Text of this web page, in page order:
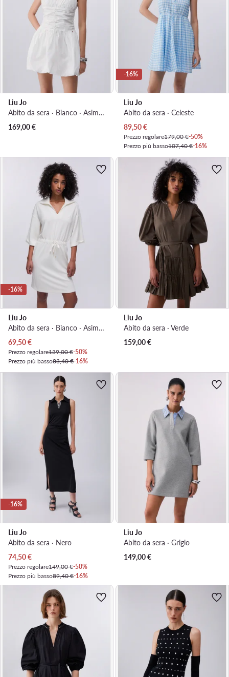
Liu Jo
Abito da sera · Bianco · Asimmetrica
169,00€
-16%
Liu Jo
Abito da sera · Celeste
Prezzo attuale
89,50€
Prezzo regolare179,00 €-50%
Prezzo più basso107,40 €-16%
-16%
Liu Jo
Abito da sera · Bianco · Asimmetrica
Prezzo attuale
69,50€
Prezzo regolare139,00 €-50%
Prezzo più basso83,40 €-16%
Liu Jo
Abito da sera · Verde
159,00€
-16%
Liu Jo
Abito da sera · Nero
Prezzo attuale
74,50€
Prezzo regolare149,00 €-50%
Prezzo più basso89,40 €-16%
Liu Jo
Abito da sera · Grigio
149,00€